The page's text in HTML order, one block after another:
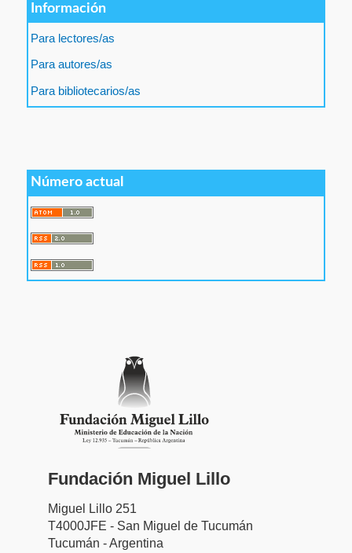
Información
Para lectores/as
Para autores/as
Para bibliotecarios/as
Número actual
Fundación Miguel Lillo
Miguel Lillo 251
T4000JFE - San Miguel de Tucumán
Tucumán - Argentina